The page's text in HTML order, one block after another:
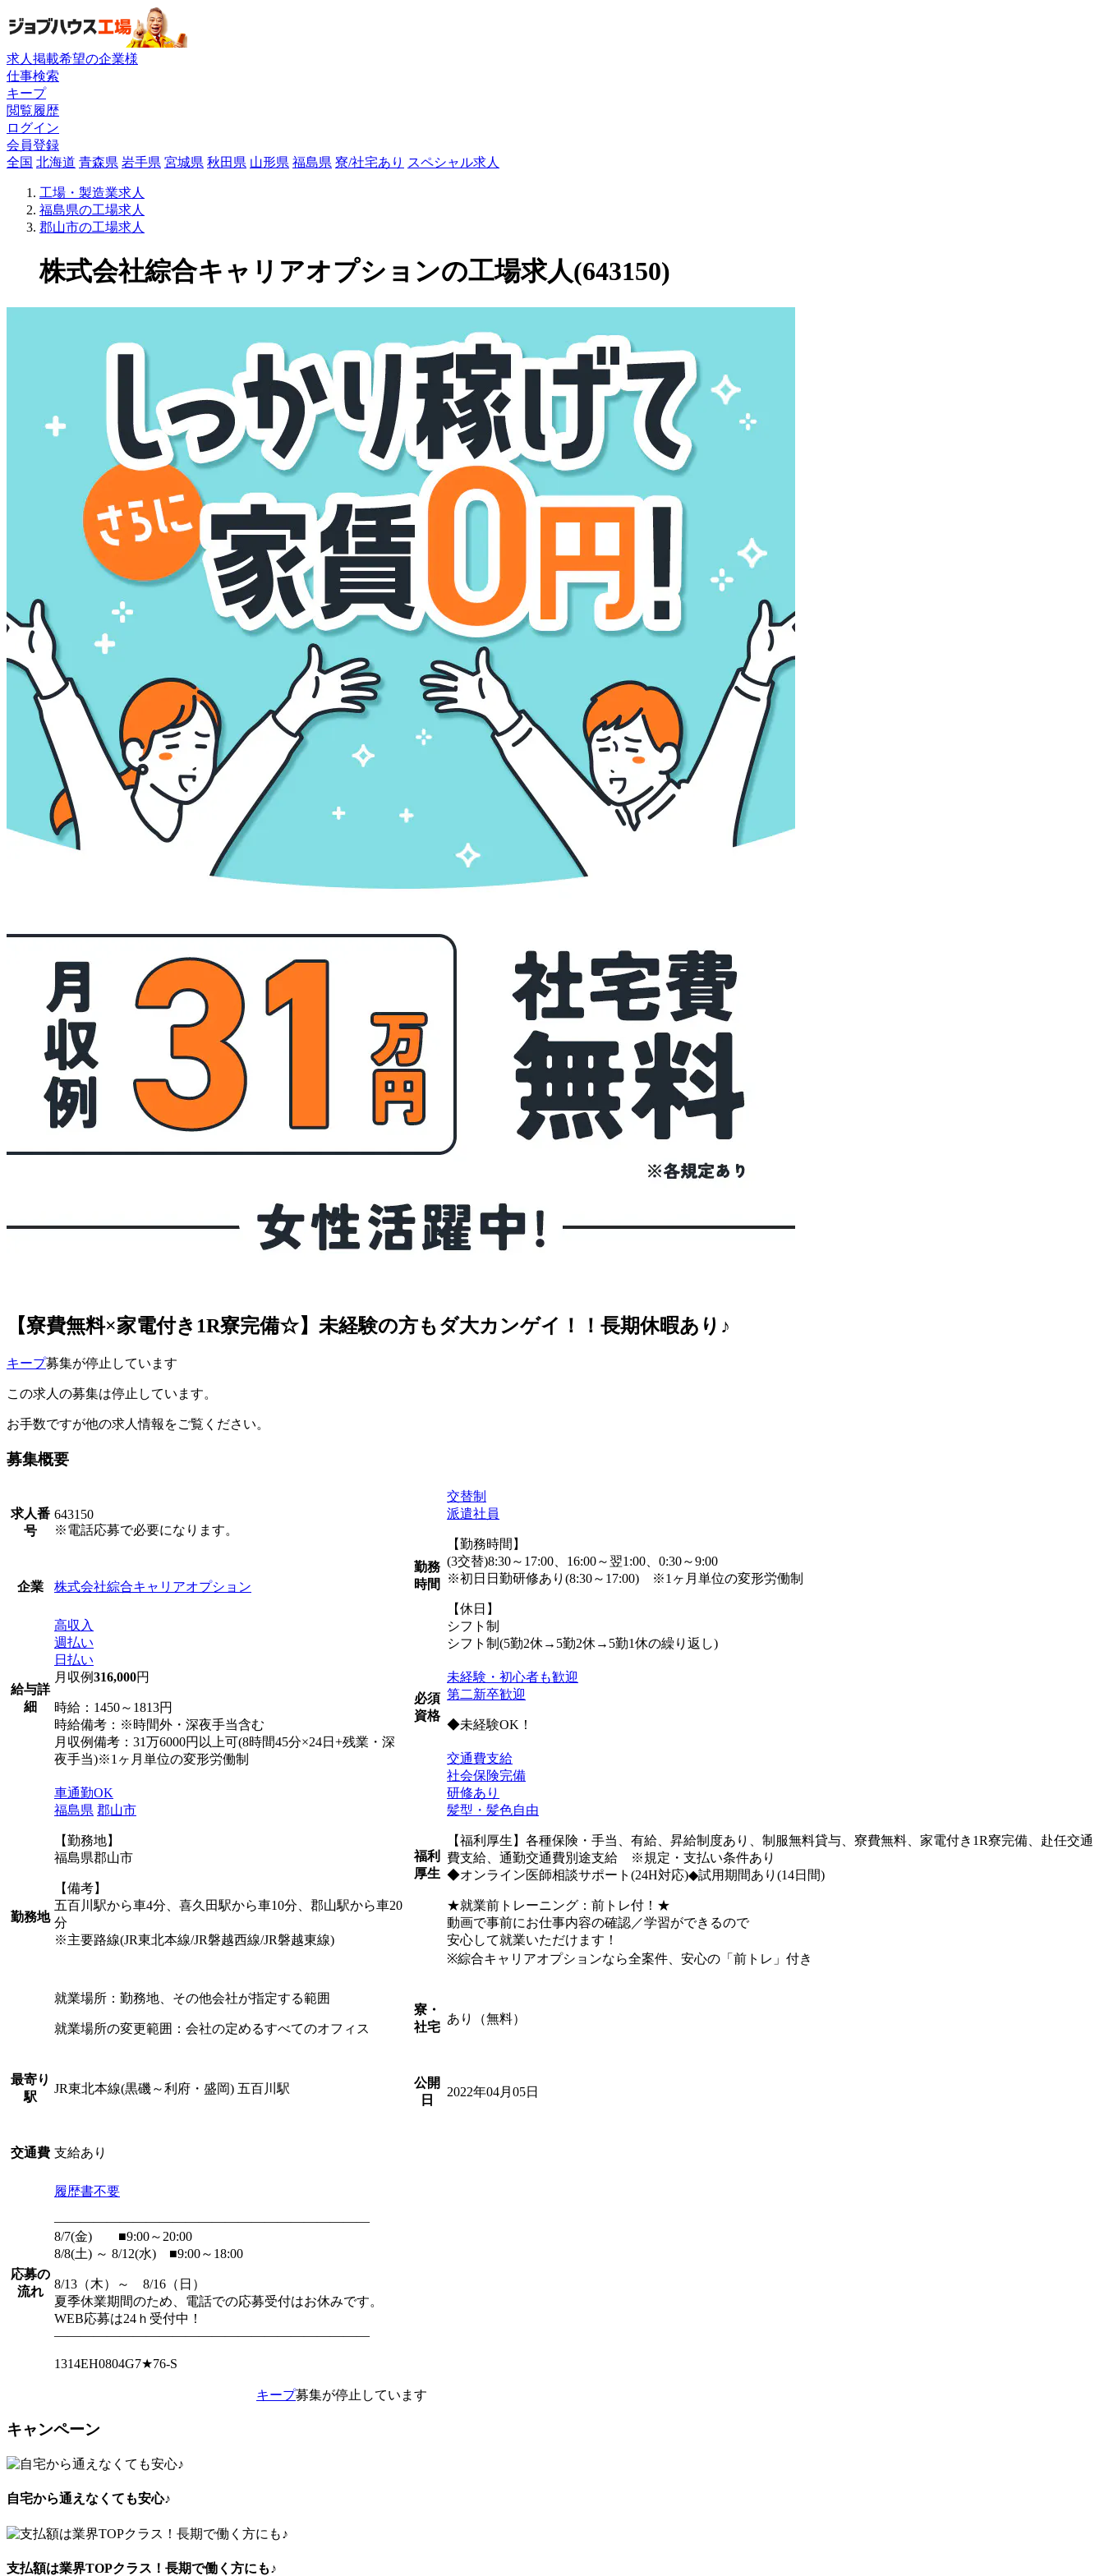
求人掲載希望の企業様
仕事検索
キープ
閲覧履歴
ログイン
会員登録
全国 北海道 青森県 岩手県 宮城県 秋田県 山形県 福島県 寮/社宅あり スペシャル求人
工場・製造業求人
福島県の工場求人
郡山市の工場求人
株式会社綜合キャリアオプションの工場求人(643150)
【寮費無料×家電付き1R寮完備☆】未経験の方もダ大カンゲイ！！長期休暇あり♪
キープ募集が停止しています
この求人の募集は停止しています。
お手数ですが他の求人情報をご覧ください。
募集概要
求人番
号
643150
※電話応募で必要になります。
企業 株式会社綜合キャリアオプション
給与詳
細
高収入
週払い
日払い
月収例316,000円
時給：1450～1813円
時給備考：※時間外・深夜手当含む
月収例備考：31万6000円以上可(8時間45分×24日+残業・深
夜手当)※1ヶ月単位の変形労働制
勤務地
車通勤OK
福島県 郡山市
【勤務地】
福島県郡山市
【備考】
五百川駅から車4分、喜久田駅から車10分、郡山駅から車20
分
※主要路線(JR東北本線/JR磐越西線/JR磐越東線)
就業場所：勤務地、その他会社が指定する範囲
就業場所の変更範囲：会社の定めるすべてのオフィス
最寄り
駅
JR東北本線(黒磯～利府・盛岡) 五百川駅
交通費 支給あり
応募の
流れ
履歴書不要
――――――――――――――――――――――――
8/7(金) ■9:00～20:00
8/8(土) ～ 8/12(水) ■9:00～18:00
8/13（木）～ 8/16（日）
夏季休業期間のため、電話での応募受付はお休みです。
WEB応募は24ｈ受付中！
――――――――――――――――――――――――
1314EH0804G7★76-S
勤務
時間
交替制
派遣社員
【勤務時間】
(3交替)8:30～17:00、16:00～翌1:00、0:30～9:00
※初日日勤研修あり(8:30～17:00) ※1ヶ月単位の変形労働制
【休日】
シフト制
シフト制(5勤2休→5勤2休→5勤1休の繰り返し)
必須
資格
未経験・初心者も歓迎
第二新卒歓迎
◆未経験OK！
福利
厚生
交通費支給
社会保険完備
研修あり
髪型・髪色自由
【福利厚生】各種保険・手当、有給、昇給制度あり、制服無料貸与、寮費無料、家電付き1R寮完備、赴任交通
費支給、通勤交通費別途支給 ※規定・支払い条件あり
◆オンライン医師相談サポート(24H対応)◆試用期間あり(14日間)
★就業前トレーニング：前トレ付！★
動画で事前にお仕事内容の確認／学習ができるので
安心して就業いただけます！
※綜合キャリアオプションなら全案件、安心の「前トレ」付き
寮・
社宅
あり（無料）
公開
日
2022年04月05日
キープ募集が停止しています
キャンペーン
自宅から通えなくても安心♪
支払額は業界TOPクラス！長期で働く方にも♪